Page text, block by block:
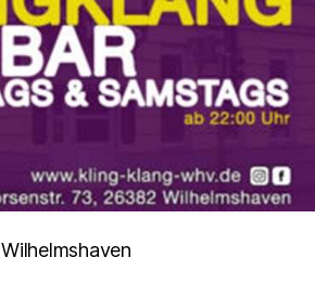
Kategorien
Wilhelmshaven